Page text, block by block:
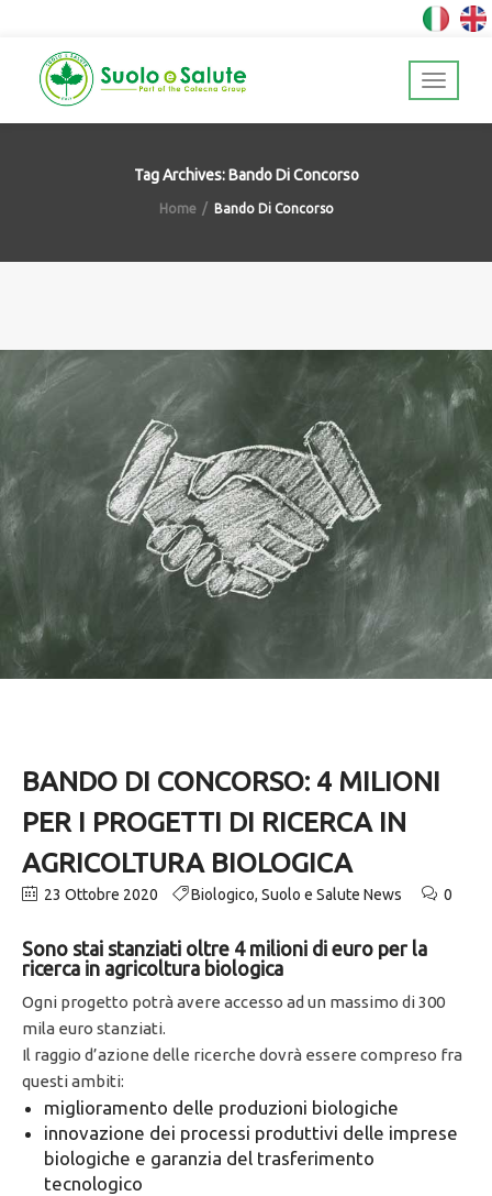
Tag Archives: Bando Di Concorso
Home Bando Di Concorso
BANDO DI CONCORSO: 4 MILIONI
PER I PROGETTI DI RICERCA IN
AGRICOLTURA BIOLOGICA
23 Ottobre 2020 Biologico, Suolo e Salute News 0
Sono stai stanziati oltre 4 milioni di euro per la
ricerca in agricoltura biologica
Ogni progetto potrà avere accesso ad un massimo di 300
mila euro stanziati.
Il raggio d’azione delle ricerche dovrà essere compreso fra
questi ambiti:
miglioramento delle produzioni biologiche
innovazione dei processi produttivi delle imprese
biologiche e garanzia del trasferimento
tecnologico